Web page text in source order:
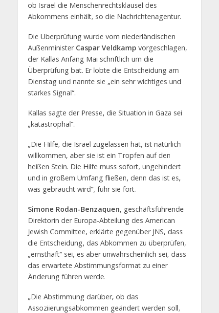
ob Israel die Menschenrechtsklausel des
Abkommens einhält, so die Nachrichtenagentur.
Die Überprüfung wurde vom niederländischen
Außenminister Caspar Veldkamp vorgeschlagen,
der Kallas Anfang Mai schriftlich um die
Überprüfung bat. Er lobte die Entscheidung am
Dienstag und nannte sie „ein sehr wichtiges und
starkes Signal“.
Kallas sagte der Presse, die Situation in Gaza sei
„katastrophal“.
„Die Hilfe, die Israel zugelassen hat, ist natürlich
willkommen, aber sie ist ein Tropfen auf den
heißen Stein. Die Hilfe muss sofort, ungehindert
und in großem Umfang fließen, denn das ist es,
was gebraucht wird“, fuhr sie fort.
Simone Rodan-Benzaquen, geschäftsführende
Direktorin der Europa-Abteilung des American
Jewish Committee, erklärte gegenüber JNS, dass
die Entscheidung, das Abkommen zu überprüfen,
„ernsthaft“ sei, es aber unwahrscheinlich sei, dass
das erwartete Abstimmungsformat zu einer
Änderung führen werde.
„Die Abstimmung darüber, ob das
Assoziierungsabkommen geändert werden soll,